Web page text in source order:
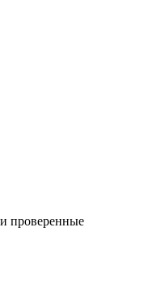
проверенные